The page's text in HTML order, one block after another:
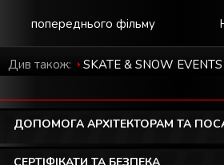
попереднього фільму
Див також: SKATE & SNOW EVENTS
ДОПОМОГА АРХІТЕКТОРАМ ТА